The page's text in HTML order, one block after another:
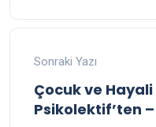
Sonraki Yazı
Çocuk ve Hayali
Psikolektif’ten –